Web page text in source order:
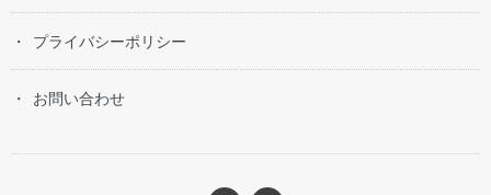
プライバシーポリシー
お問い合わせ